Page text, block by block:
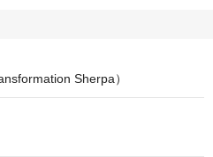
Sherpa）